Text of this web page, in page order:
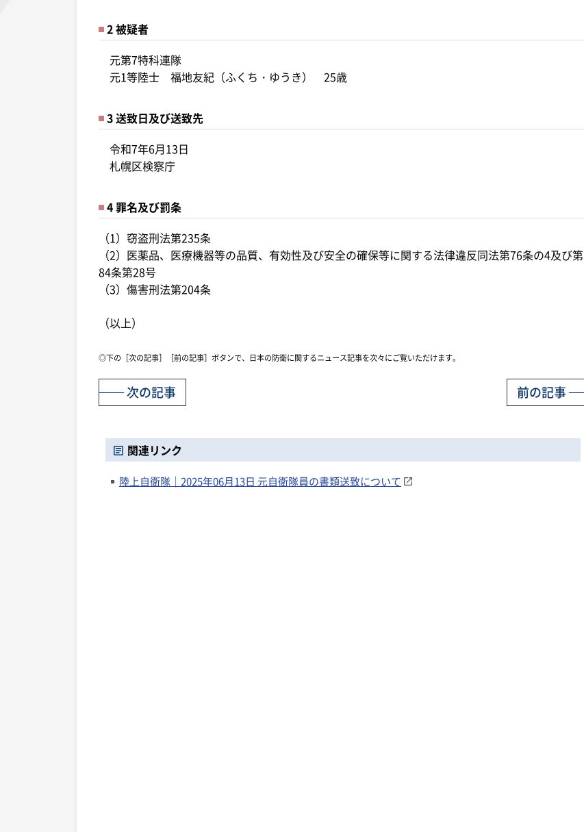
2 被疑者
元第7特科連隊
元1等陸士 福地友紀（ふくち・ゆうき） 25歳
3 送致日及び送致先
令和7年6月13日
札幌区検察庁
4 罪名及び罰条
（1）窃盗刑法第235条
（2）医薬品、医療機器等の品質、有効性及び安全の確保等に関する法律違反同法第76条の4及び第
84条第28号
（3）傷害刑法第204条
（以上）
◎下の［次の記事］［前の記事］ボタンで、日本の防衛に関するニュース記事を次々にご覧いただけます。
前の記事
次の記事
関連リンク
陸上自衛隊｜2025年06月13日 元自衛隊員の書類送致について